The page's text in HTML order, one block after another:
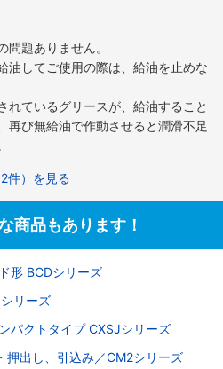
題ありません。
油してご使用の際は、給油を止めな
れているグリースが、給油すること
再び無給油で作動させると潤滑不足
件）を見る
商品もあります！
形 BCDシリーズ
リーズ
パクトタイプ CXSJシリーズ
押出し、引込み／CM2シリーズ